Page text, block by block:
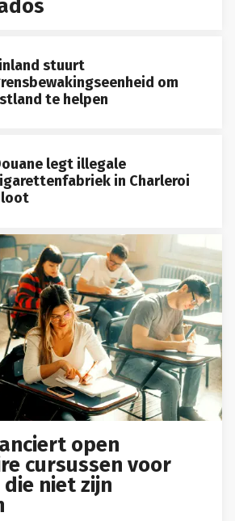
stuurt
om
te helpen
legt illegale
in Charleroi
open
cursussen voor
niet zijn